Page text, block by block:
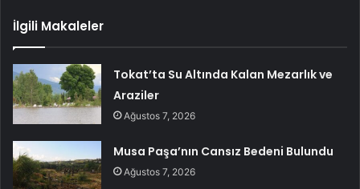
İlgili Makaleler
Tokat’ta Su Altında Kalan Mezarlık ve
Araziler
Ağustos 7, 2026
Musa Paşa’nın Cansız Bedeni Bulundu
Ağustos 7, 2026